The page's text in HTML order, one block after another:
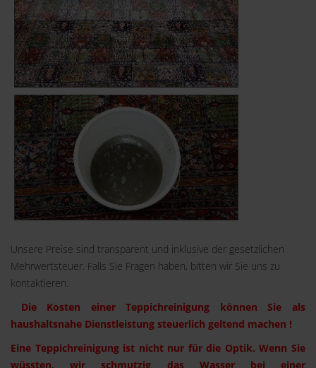
Vor der Reinigung blass und dreckig
Unsere Preise sind transparent und inklusive der gesetzlichen
Mehrwertsteuer. Falls Sie Fragen haben, bitten wir Sie uns zu
kontaktieren.
Die Kosten einer Teppichreinigung können Sie als
haushaltsnahe Dienstleistung steuerlich geltend machen !
Eine Teppichreinigung ist nicht nur für die Optik. Wenn Sie
wüssten, wir schmutzig das Wasser bei einer